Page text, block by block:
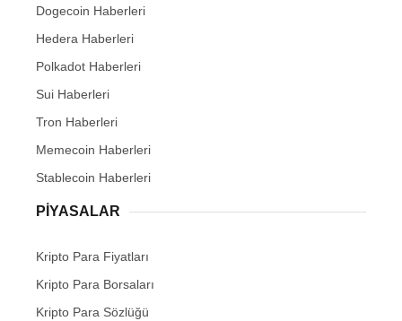
Dogecoin Haberleri
Hedera Haberleri
Polkadot Haberleri
Sui Haberleri
Tron Haberleri
Memecoin Haberleri
Stablecoin Haberleri
PIYASALAR
Kripto Para Fiyatları
Kripto Para Borsaları
Kripto Para Sözlüğü